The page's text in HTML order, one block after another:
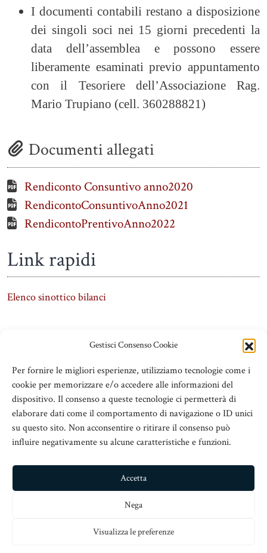
Gestisci Consenso Cookie
Per fornire le migliori esperienze, utilizziamo tecnologie come i
cookie per memorizzare e/o accedere alle informazioni del
dispositivo. Il consenso a queste tecnologie ci permetterà di
elaborare dati come il comportamento di navigazione o ID unici
su questo sito. Non acconsentire o ritirare il consenso può
influire negativamente su alcune caratteristiche e funzioni.
Accetta
Nega
Visualizza le preferenze
I documenti contabili restano a disposizione
dei singoli soci nei 15 giorni precedenti la
data dell’assemblea e possono essere
liberamente esaminati previo appuntamento
con il Tesoriere dell’Associazione Rag.
Mario Trupiano (cell. 360288821)
Documenti allegati
Rendiconto Consuntivo anno2020
RendicontoConsuntivoAnno2021
RendicontoPrentivoAnno2022
Link rapidi
Elenco sinottico bilanci
ADSeT
© 2016 Associazione Dirigenti Scolastici e Territorio
V.le San Martino Is. 89, c/o Chiesa San Nicolò all’Arcivescovado,
98123 Messina
info@adset.it– C.Fisc: 97113110833